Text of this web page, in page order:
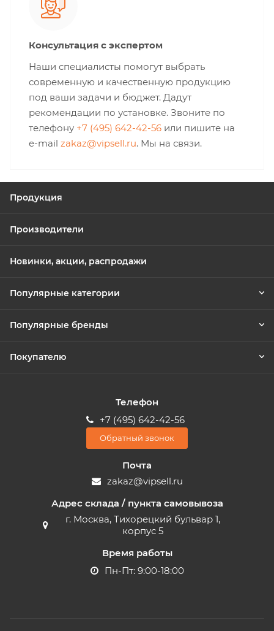
Консультация с экспертом
Наши специалисты помогут выбрать
современную и качественную продукцию
под ваши задачи и бюджет. Дадут
рекомендации по установке. Звоните по
телефону +7 (495) 642-42-56 или пишите на
e-mail zakaz@vipsell.ru. Мы на связи.
Продукция
Производители
Новинки, акции, распродажи
Популярные категории
Популярные бренды
Покупателю
Телефон
+7 (495) 642-42-56
Обратный звонок
Почта
zakaz@vipsell.ru
Адрес склада / пункта самовывоза
г. Москва, Тихорецкий бульвар 1,
корпус 5
Время работы
Пн-Пт: 9:00-18:00